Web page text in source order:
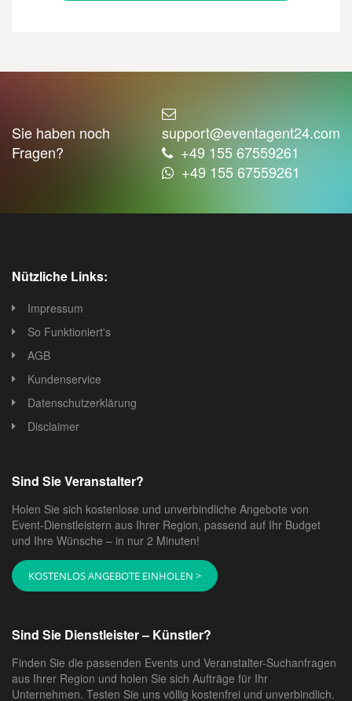
Sie haben noch
Fragen?
support@eventagent24.com
+49 155 67559261
+49 155 67559261
Nützliche Links:
Impressum
So Funktioniert's
AGB
Kundenservice
Datenschutzerklärung
Disclaimer
Sind Sie Veranstalter?
Holen Sie sich kostenlose und unverbindliche Angebote von
Event-Dienstleistern aus Ihrer Region, passend auf Ihr Budget
und Ihre Wünsche – in nur 2 Minuten!
KOSTENLOS ANGEBOTE EINHOLEN >
Sind Sie Dienstleister – Künstler?
Finden Sie die passenden Events und Veranstalter-Suchanfragen
aus Ihrer Region und holen Sie sich Aufträge für Ihr
Unternehmen. Testen Sie uns völlig kostenfrei und unverbindlich.